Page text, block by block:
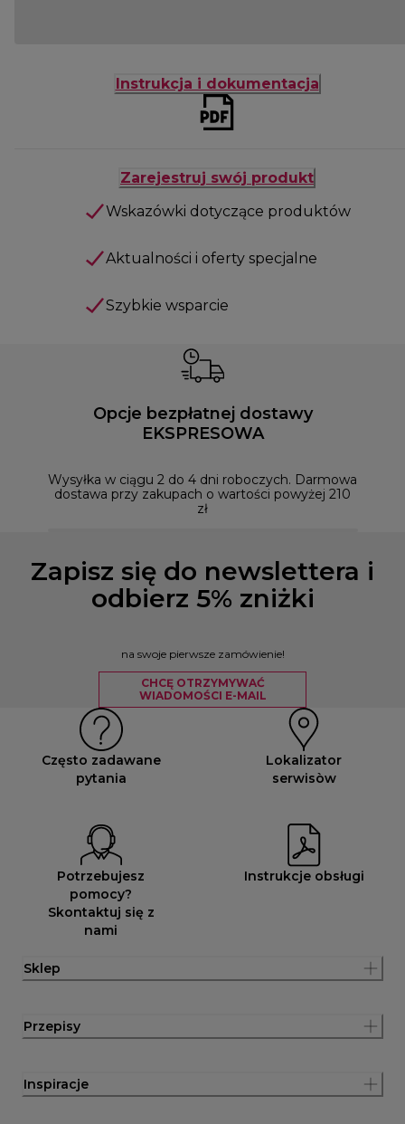
Instrukcja i dokumentacja
Zarejestruj swój produkt
Wskazówki dotyczące produktów
Aktualności i oferty specjalne
Szybkie wsparcie
Opcje bezpłatnej dostawy
EKSPRESOWA
Wysyłka w ciągu 2 do 4 dni roboczych. Darmowa
dostawa przy zakupach o wartości powyżej 210
zł
Zapisz się do newslettera i
odbierz 5% zniżki
na swoje pierwsze zamówienie!
CHCĘ OTRZYMYWAĆ
WIADOMOŚCI E-MAIL
Często zadawane
pytania
Lokalizator
serwisòw
Potrzebujesz
pomocy?
Skontaktuj się z
nami
Instrukcje obsługi
Sklep
Przepisy
Inspiracje